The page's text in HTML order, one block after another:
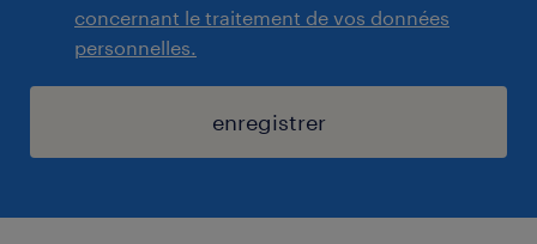
concernant le traitement de vos données
personnelles.
enregistrer